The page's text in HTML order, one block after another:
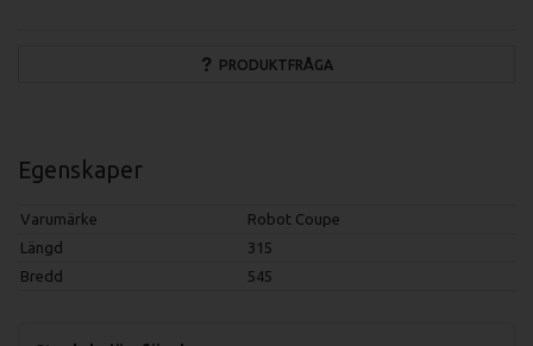
PRODUKTFRÅGA
Egenskaper
Varumärke
Robot Coupe
Längd
315
Bredd
545